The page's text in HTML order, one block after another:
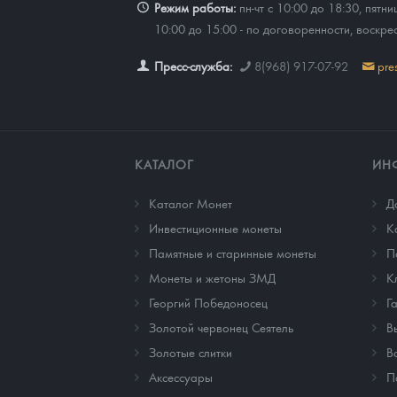
Наборы подарочных и коллекционных монет
Монеты и жетоны из недрагоценных металлов
Режим работы: пн-чт с 10:00 до 18:30,
10:00 до 15:00 - по договоренности,
Пресс-служба: 8(968) 917-07-92
КАТАЛОГ
Каталог Монет
Инвестиционные монеты
Памятные и старинные монеты
Монеты и жетоны ЗМД
Георгий Победоносец
Золотой червонец Сеятель
Золотые слитки
Аксессуары